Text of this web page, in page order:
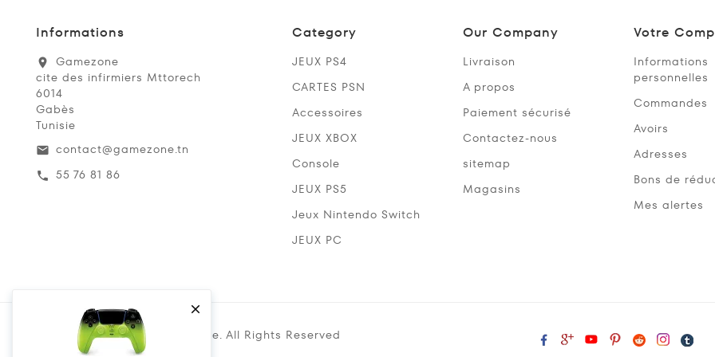

Informations
location_on
Gamezone
cite des infirmiers Mttorech
6014
Gabès
Tunisie
email contact@gamezone.tn
call 55 76 81 86
Category
JEUX PS4
CARTES PSN
Accessoires
JEUX XBOX
Console
JEUX PS5
Jeux Nintendo Switch
JEUX PC
Our Company
Livraison
A propos
Paiement sécurisé
Contactez-nous
sitemap
Magasins
Votre
Informations
personnelles
Commandes
Avoirs
Adresses
Bons de
Mes alertes
Copyright @ 2019 Gamezone. All Rights Reserved